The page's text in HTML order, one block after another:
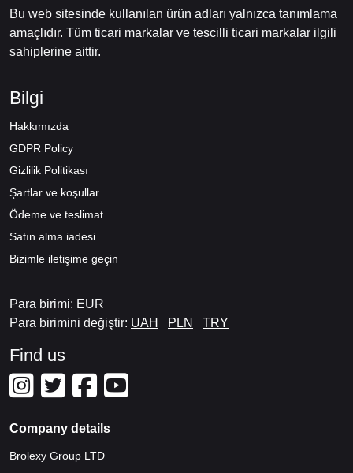
Bu web sitesinde kullanılan ürün adları yalnızca tanımlama
amaçlıdır. Tüm ticari markalar ve tescilli ticari markalar ilgili
sahiplerine aittir.
Bilgi
Hakkımızda
GDPR Policy
Gizlilik Politikası
Şartlar ve koşullar
Ödeme ve teslimat
Satın alma iadesi
Bizimle iletişime geçin
Para birimi: EUR
Para birimini değiştir: UAH PLN TRY
Find us
Company details
Brolexy Group LTD